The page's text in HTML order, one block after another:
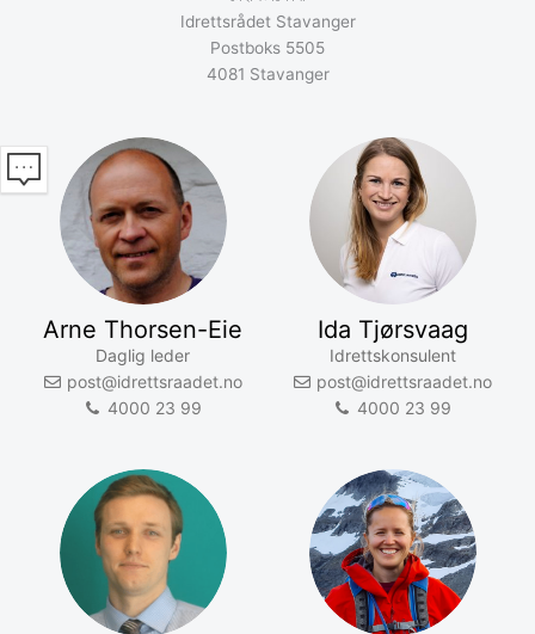
Idrettsrådet Stavanger
Postboks 5505
4081 Stavanger
Arne Thorsen-Eie
Daglig leder
post@idrettsraadet.no
4000 23 99
Ida Tjørsvaag
Idrettskonsulent
post@idrettsraadet.no
4000 23 99